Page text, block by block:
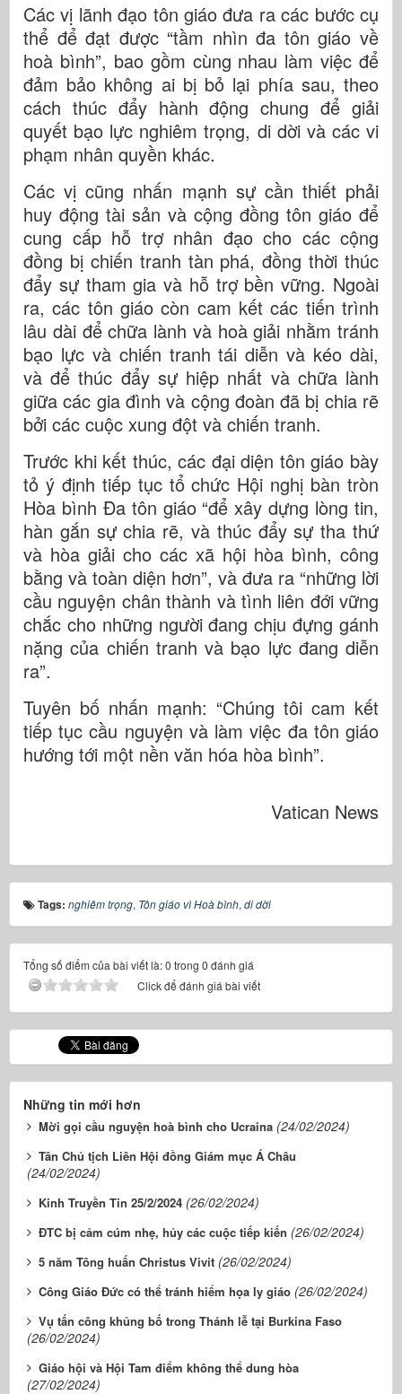
Các vị lãnh đạo tôn giáo đưa ra các bước cụ
thể để đạt được “tầm nhìn đa tôn giáo về
hoà bình”, bao gồm cùng nhau làm việc để
đảm bảo không ai bị bỏ lại phía sau, theo
cách thúc đẩy hành động chung để giải
quyết bạo lực nghiêm trọng, di dời và các vi
phạm nhân quyền khác.
Các vị cũng nhấn mạnh sự cần thiết phải
huy động tài sản và cộng đồng tôn giáo để
cung cấp hỗ trợ nhân đạo cho các cộng
đồng bị chiến tranh tàn phá, đồng thời thúc
đẩy sự tham gia và hỗ trợ bền vững. Ngoài
ra, các tôn giáo còn cam kết các tiến trình
lâu dài để chữa lành và hoà giải nhằm tránh
bạo lực và chiến tranh tái diễn và kéo dài,
và để thúc đẩy sự hiệp nhất và chữa lành
giữa các gia đình và cộng đoàn đã bị chia rẽ
bởi các cuộc xung đột và chiến tranh.
Trước khi kết thúc, các đại diện tôn giáo bày
tỏ ý định tiếp tục tổ chức Hội nghị bàn tròn
Hòa bình Đa tôn giáo “để xây dựng lòng tin,
hàn gắn sự chia rẽ, và thúc đẩy sự tha thứ
và hòa giải cho các xã hội hòa bình, công
bằng và toàn diện hơn”, và đưa ra “những lời
cầu nguyện chân thành và tình liên đới vững
chắc cho những người đang chịu đựng gánh
nặng của chiến tranh và bạo lực đang diễn
ra”.
Tuyên bố nhấn mạnh: “Chúng tôi cam kết
tiếp tục cầu nguyện và làm việc đa tôn giáo
hướng tới một nền văn hóa hòa bình”.
Vatican News
Tags: nghiêm trọng, Tôn giáo vì Hoà bình, di dời
Tổng số điểm của bài viết là: 0 trong 0 đánh giá
Click để đánh giá bài viết
Những tin mới hơn
Mời gọi cầu nguyện hoà bình cho Ucraina (24/02/2024)
Tân Chủ tịch Liên Hội đồng Giám mục Á Châu
(24/02/2024)
Kinh Truyền Tin 25/2/2024 (26/02/2024)
ĐTC bị cảm cúm nhẹ, hủy các cuộc tiếp kiến (26/02/2024)
5 năm Tông huấn Christus Vivit (26/02/2024)
Công Giáo Đức có thể tránh hiểm họa ly giáo (26/02/2024)
Vụ tấn công khủng bố trong Thánh lễ tại Burkina Faso
(26/02/2024)
Giáo hội và Hội Tam điểm không thể dung hòa
(27/02/2024)